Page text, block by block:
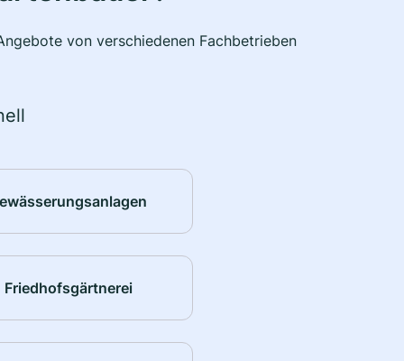
von verschiedenen Fachbetrieben
Friedhofsgärtnerei